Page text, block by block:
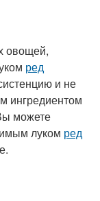
овощей,
ред
и не
ингредиентом
можете
луком ред